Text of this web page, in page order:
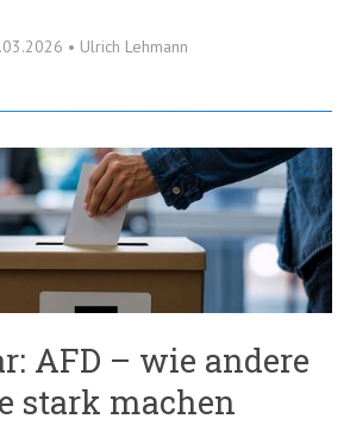
• Ulrich Lehmann
AFD – wie andere
stark machen